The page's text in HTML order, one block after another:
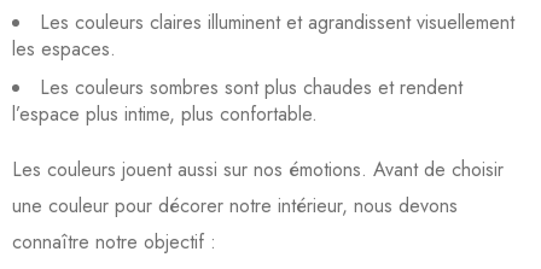
Les couleurs claires illuminent et agrandissent visuellement
les espaces.
Les couleurs sombres sont plus chaudes et rendent
l’espace plus intime, plus confortable.
Les couleurs jouent aussi sur nos émotions. Avant de choisir
une couleur pour décorer notre intérieur, nous devons
connaître notre objectif :